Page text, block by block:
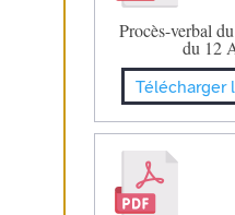
Procès-verbal
du 12
Télécharger